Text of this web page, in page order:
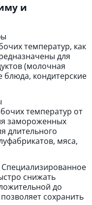
и
температур, как
для
(молочная
блюда, кондитерские
температур от
замороженных
длительного
мяса,
снижать
до
сохранить